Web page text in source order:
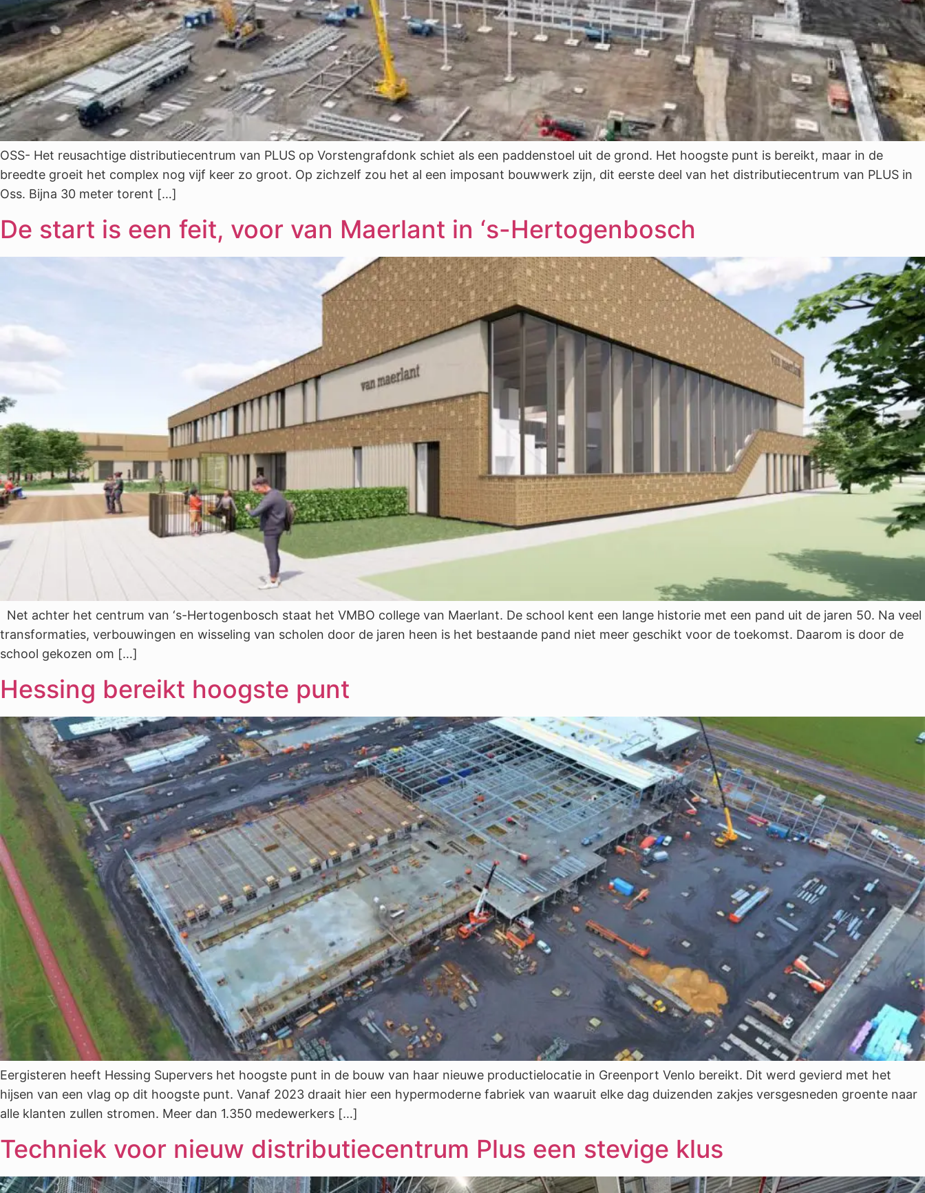
OSS- Het reusachtige distributiecentrum van PLUS op Vorstengrafdonk schiet als een paddenstoel uit de grond. Het hoogste punt is bereikt, maar in de
breedte groeit het complex nog vijf keer zo groot. Op zichzelf zou het al een imposant bouwwerk zijn, dit eerste deel van het distributiecentrum van PLUS in
Oss. Bijna 30 meter torent […]
De start is een feit, voor van Maerlant in ‘s-Hertogenbosch
Net achter het centrum van ‘s-Hertogenbosch staat het VMBO college van Maerlant. De school kent een lange historie met een pand uit de jaren 50. Na veel
transformaties, verbouwingen en wisseling van scholen door de jaren heen is het bestaande pand niet meer geschikt voor de toekomst. Daarom is door de
school gekozen om […]
Hessing bereikt hoogste punt
Eergisteren heeft Hessing Supervers het hoogste punt in de bouw van haar nieuwe productielocatie in Greenport Venlo bereikt. Dit werd gevierd met het
hijsen van een vlag op dit hoogste punt. Vanaf 2023 draait hier een hypermoderne fabriek van waaruit elke dag duizenden zakjes versgesneden groente naar
alle klanten zullen stromen. Meer dan 1.350 medewerkers […]
Techniek voor nieuw distributiecentrum Plus een stevige klus